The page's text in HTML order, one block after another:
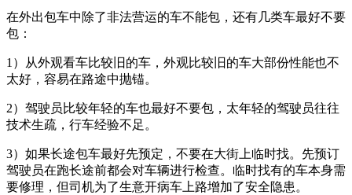
在外出包车中除了非法营运的车不能包，还有几类车最好不要
包：
1）从外观看车比较旧的车，外观比较旧的车大部份性能也不
太好，容易在路途中抛锚。
2）驾驶员比较年轻的车也最好不要包，太年轻的驾驶员往往
技术生疏，行车经验不足。
3）如果长途包车最好先预定，不要在大街上临时找。先预订
驾驶员在跑长途前都会对车辆进行检查。临时找有的车本身需
要修理，但司机为了生意开病车上路增加了安全隐患。